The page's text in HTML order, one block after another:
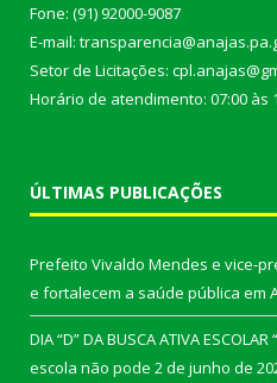
Fone: (91) 92000-9087
E-mail:
Setor de Licitações:
Horário de atendimento: 07:00 às
ÚLTIMAS PUBLICAÇÕES
Prefeito Vivaldo Mendes e vice-
e fortalecem a saúde pública em
DIA “D” DA BUSCA ATIVA
escola não pode 2 de junho de